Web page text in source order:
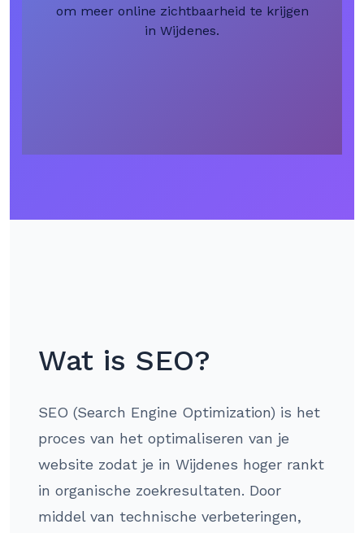
om meer online zichtbaarheid te krijgen
in Wijdenes.
Wat is SEO?
SEO (Search Engine Optimization) is het
proces van het optimaliseren van je
website zodat je in Wijdenes hoger rankt
in organische zoekresultaten. Door
middel van technische verbeteringen,